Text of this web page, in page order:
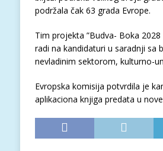
podržala čak 63 grada Evrope.
Tim projekta ”Budva- Boka
radi na kandidaturi u saradnji
nevladinim sektorom, kulturno-
Evropska komisija potvrdila je
aplikaciona knjiga predata u